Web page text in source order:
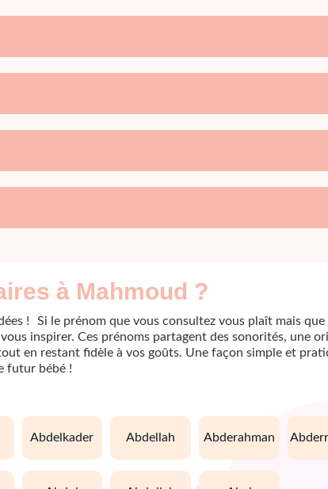
à Mahmoud ?
! Si le prénom que vous consultez vous plaît mais que
inspirer. Ces prénoms partagent des sonorités, une
en restant fidèle à vos goûts. Une façon simple et
futur bébé !
abdelkader abdellah abderahman